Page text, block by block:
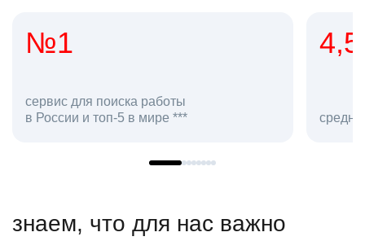
4,5
средняя оценка hh.ru как работодателя **
в
знаем, что для нас важно